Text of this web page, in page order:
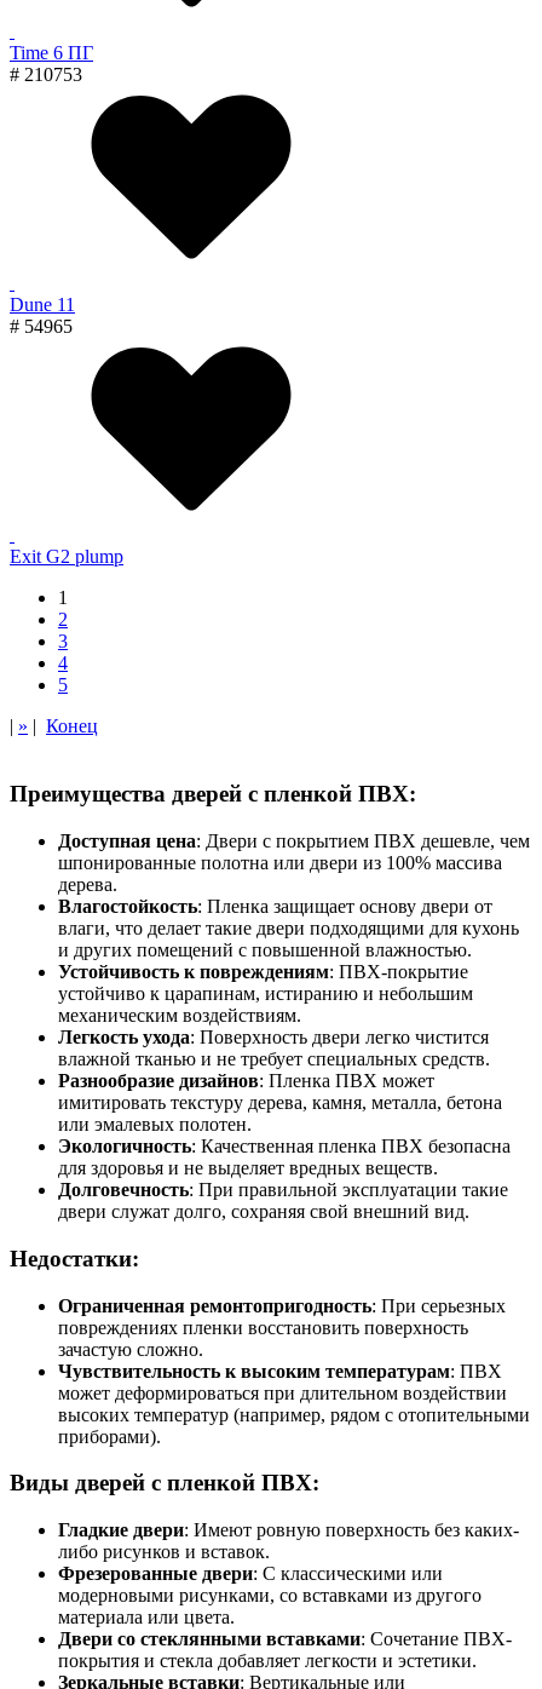
Time 6 ПГ
# 210753
Dune 11
# 54965
Exit G2 plump
1
2
3
4
5
| » | Конец
Преимущества дверей с пленкой ПВХ:
Доступная цена: Двери с покрытием ПВХ дешевле, чем
шпонированные полотна или двери из 100% массива
дерева.
Влагостойкость: Пленка защищает основу двери от
влаги, что делает такие двери подходящими для кухонь
и других помещений с повышенной влажностью.
Устойчивость к повреждениям: ПВХ-покрытие
устойчиво к царапинам, истиранию и небольшим
механическим воздействиям.
Легкость ухода: Поверхность двери легко чистится
влажной тканью и не требует специальных средств.
Разнообразие дизайнов: Пленка ПВХ может
имитировать текстуру дерева, камня, металла, бетона
или эмалевых полотен.
Экологичность: Качественная пленка ПВХ безопасна
для здоровья и не выделяет вредных веществ.
Долговечность: При правильной эксплуатации такие
двери служат долго, сохраняя свой внешний вид.
Недостатки:
Ограниченная ремонтопригодность: При серьезных
повреждениях пленки восстановить поверхность
зачастую сложно.
Чувствительность к высоким температурам: ПВХ
может деформироваться при длительном воздействии
высоких температур (например, рядом с отопительными
приборами).
Виды дверей с пленкой ПВХ:
Гладкие двери: Имеют ровную поверхность без каких-
либо рисунков и вставок.
Фрезерованные двери: С классическими или
модерновыми рисунками, со вставками из другого
материала или цвета.
Двери со стеклянными вставками: Сочетание ПВХ-
покрытия и стекла добавляет легкости и эстетики.
Зеркальные вставки: Вертикальные или